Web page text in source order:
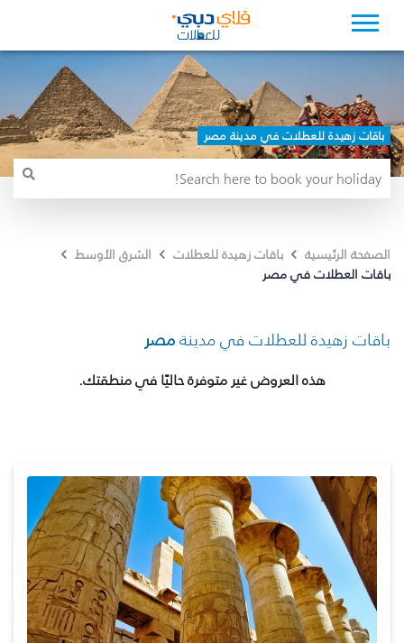
باقات زهيدة للعطلات في مدينة مصر
الصفحة الرئيسية باقات زهيدة للعطلات
الشرق الأوسط
باقات العطلات في مصر
باقات زهيدة للعطلات في مدينةمصر
هذه العروض غير متوفرة حاليًا في منطقتك.